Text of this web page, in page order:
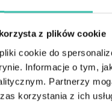
z plików cookie
cookie do
Informacje o tym,
Partnerzy
korzystania z ich
historii płatności
nam potrzebne do
dostarczać żadnych
dane osobowe?
stosując następujące